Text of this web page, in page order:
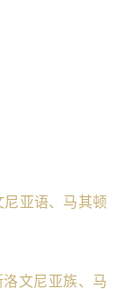
尼亚语、马其顿
文尼亚族、马